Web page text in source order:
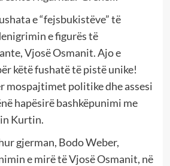
e “fejsbukistëve” të
e figurës të
Vjosë Osmanit. Ajo e
këtë fushatë të pistë unike!
mospajtimet politike dhe assesi
hapësirë bashkëpunimi me
Kurtin.
gjerman, Bodo Weber,
e mirë të Vjosë Osmanit, në